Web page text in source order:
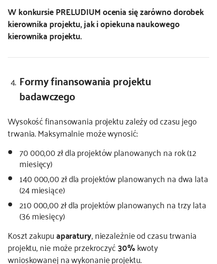
W konkursie PRELUDIUM ocenia się zarówno dorobek
kierownika projektu, jak i opiekuna naukowego
kierownika projektu.
Formy finansowania projektu
badawczego
Wysokość finansowania projektu zależy od czasu jego
trwania. Maksymalnie może wynosić:
70 000,00 zł dla projektów planowanych na rok (12
miesięcy)
140 000,00 zł dla projektów planowanych na dwa lata
(24 miesiące)
210 000,00 zł dla projektów planowanych na trzy lata
(36 miesięcy)
Koszt zakupuaparatury, niezależnie od czasu trwania
projektu, nie może przekroczyć30%kwoty
wnioskowanej na wykonanie projektu.